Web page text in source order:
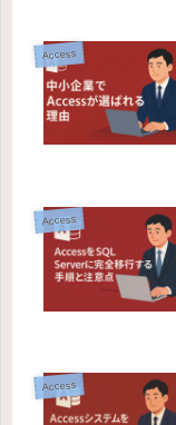
Access
Access
Access